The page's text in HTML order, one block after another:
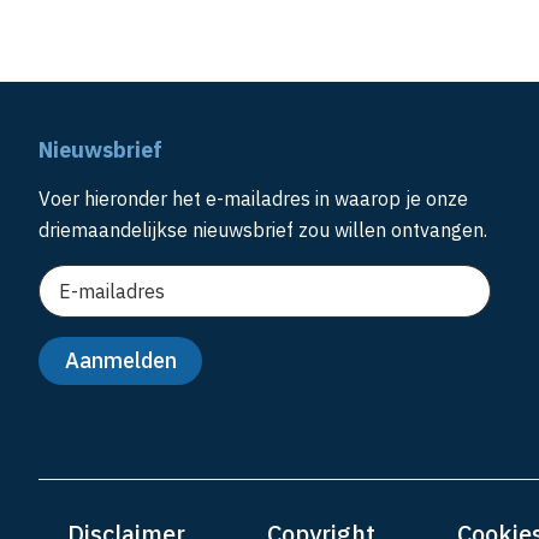
Nieuwsbrief
Voer hieronder het e-mailadres in waarop je onze
driemaandelijkse nieuwsbrief zou willen ontvangen.